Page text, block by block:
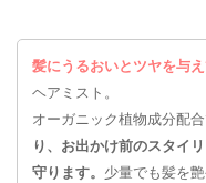
髪にうるおいとツヤを与
ヘアミスト。
オーガニック植物成分配合
り、お出かけ前のスタイ
守ります。
少量でも髪を